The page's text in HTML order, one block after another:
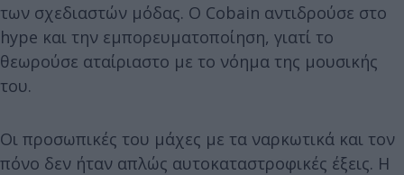
των σχεδιαστών μόδας. O Cobain αντιδρούσε στο
hype και την εμπορευματοποίηση, γιατί το
θεωρούσε αταίριαστο με το νόημα της μουσικής
του.
Οι προσωπικές του μάχες με τα ναρκωτικά και τον
πόνο δεν ήταν απλώς αυτοκαταστροφικές έξεις. Η